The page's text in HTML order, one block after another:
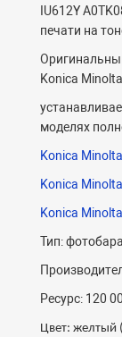
IU612Y
печати на
Konica
моделях
Konica
Konica
Konica
Тип:
Ресурс: 120
Цвет: желтый